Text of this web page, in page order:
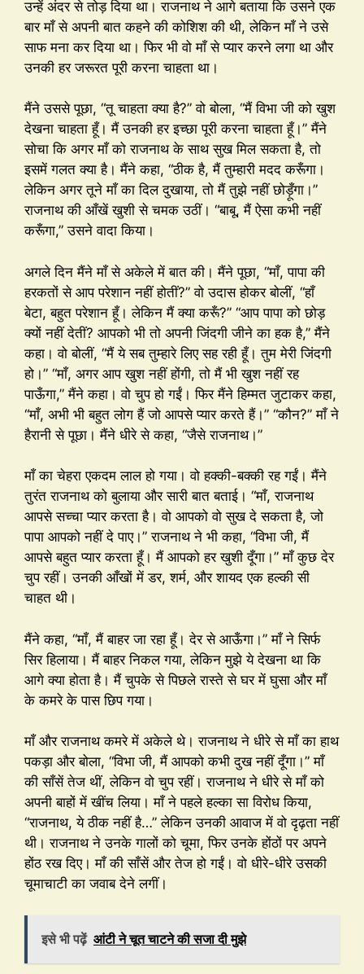
उन्हें अंदर से तोड़ दिया था। राजनाथ ने आगे बताया कि उसने एक
बार माँ से अपनी बात कहने की कोशिश की थी, लेकिन माँ ने उसे
साफ मना कर दिया था। फिर भी वो माँ से प्यार करने लगा था और
उनकी हर जरूरत पूरी करना चाहता था।
मैंने उससे पूछा, “तू चाहता क्या है?” वो बोला, “मैं विभा जी को खुश
देखना चाहता हूँ। मैं उनकी हर इच्छा पूरी करना चाहता हूँ।” मैंने
सोचा कि अगर माँ को राजनाथ के साथ सुख मिल सकता है, तो
इसमें गलत क्या है। मैंने कहा, “ठीक है, मैं तुम्हारी मदद करूँगा।
लेकिन अगर तूने माँ का दिल दुखाया, तो मैं तुझे नहीं छोड़ूँगा।”
राजनाथ की आँखें खुशी से चमक उठीं। “बाबू, मैं ऐसा कभी नहीं
करूँगा,” उसने वादा किया।
अगले दिन मैंने माँ से अकेले में बात की। मैंने पूछा, “माँ, पापा की
हरकतों से आप परेशान नहीं होतीं?” वो उदास होकर बोलीं, “हाँ
बेटा, बहुत परेशान हूँ। लेकिन मैं क्या करूँ?” “आप पापा को छोड़
क्यों नहीं देतीं? आपको भी तो अपनी जिंदगी जीने का हक है,” मैंने
कहा। वो बोलीं, “मैं ये सब तुम्हारे लिए सह रही हूँ। तुम मेरी जिंदगी
हो।” “माँ, अगर आप खुश नहीं होंगी, तो मैं भी खुश नहीं रह
पाऊँगा,” मैंने कहा। वो चुप हो गईं। फिर मैंने हिम्मत जुटाकर कहा,
“माँ, अभी भी बहुत लोग हैं जो आपसे प्यार करते हैं।” “कौन?” माँ ने
हैरानी से पूछा। मैंने धीरे से कहा, “जैसे राजनाथ।”
माँ का चेहरा एकदम लाल हो गया। वो हक्की-बक्की रह गईं। मैंने
तुरंत राजनाथ को बुलाया और सारी बात बताई। “माँ, राजनाथ
आपसे सच्चा प्यार करता है। वो आपको वो सुख दे सकता है, जो
पापा आपको नहीं दे पाए।” राजनाथ ने भी कहा, “विभा जी, मैं
आपसे बहुत प्यार करता हूँ। मैं आपको हर खुशी दूँगा।” माँ कुछ देर
चुप रहीं। उनकी आँखों में डर, शर्म, और शायद एक हल्की सी
चाहत थी।
मैंने कहा, “माँ, मैं बाहर जा रहा हूँ। देर से आऊँगा।” माँ ने सिर्फ
सिर हिलाया। मैं बाहर निकल गया, लेकिन मुझे ये देखना था कि
आगे क्या होता है। मैं चुपके से पिछले रास्ते से घर में घुसा और माँ
के कमरे के पास छिप गया।
माँ और राजनाथ कमरे में अकेले थे। राजनाथ ने धीरे से माँ का हाथ
पकड़ा और बोला, “विभा जी, मैं आपको कभी दुख नहीं दूँगा।” माँ
की साँसें तेज थीं, लेकिन वो चुप रहीं। राजनाथ ने धीरे से माँ को
अपनी बाहों में खींच लिया। माँ ने पहले हल्का सा विरोध किया,
“राजनाथ, ये ठीक नहीं है…” लेकिन उनकी आवाज में वो दृढ़ता नहीं
थी। राजनाथ ने उनके गालों को चूमा, फिर उनके होंठों पर अपने
होंठ रख दिए। माँ की साँसें और तेज हो गईं। वो धीरे-धीरे उसकी
चूमाचाटी का जवाब देने लगीं।
इसे भी पढ़ें आंटी ने चूत चाटने की सजा दी मुझे